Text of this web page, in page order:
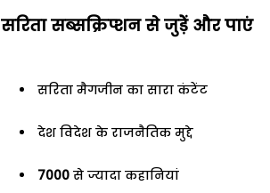
सरिता सब्सक्रिप्शन से जुड़ेें और पाएं
सरिता मैगजीन का सारा कंटेंट
देश विदेश के राजनैतिक मुद्दे
7000 से ज्यादा कहानियां